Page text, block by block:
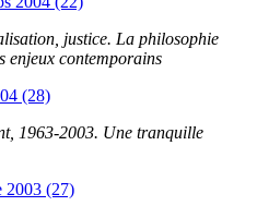
justice. La philosophie
enjeux contemporains
(28)
1963-2003. Une tranquille
2003 (27)